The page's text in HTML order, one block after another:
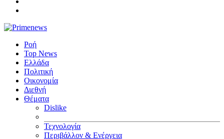
Ροή
Top News
Ελλάδα
Πολιτική
Οικονομία
Διεθνή
Θέματα
Dislike
Τεχνολογία
Περιβάλλον & Ενέργεια